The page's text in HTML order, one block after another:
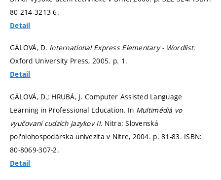
80-214-3213-6.
Detail
GÁLOVÁ, D. International Express Elementary - Wordlist.
Oxford University Press, 2005. p. 1.
Detail
GÁLOVÁ, D.; HRUBÁ, J. Computer Assisted Language
Learning in Professional Education. In Multimédiá vo
vyučovaní cudzích jazykov II. Nitra: Slovenská
pol'nlohospodárska univezita v Nitre, 2004. p. 81-83. ISBN:
80-8069-307-2.
Detail